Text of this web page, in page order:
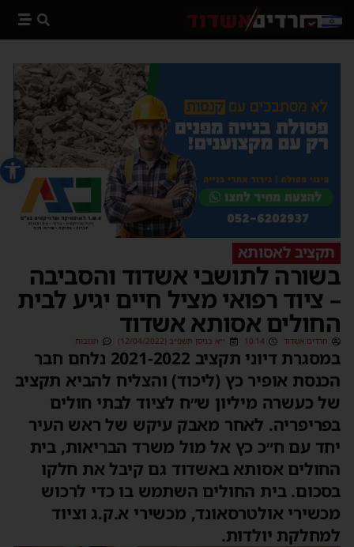
פתח
תקציב לאסותא
בשורה לתושבי אשדוד והסביבה
– ציוד רפואי מציל חיים יגיע לבית
החולים אסותא אשדוד
חרדים אשדוד 10:14 י״א בניסן תשפ״ב (12/04/2022) תגובות
במסגרת דיוני תקציב 2021-2022 נלחם חבר
הכנסת אופיר כץ (ליכוד) והצליח להביא תקציב
של כעשרה מיליון ש״ח לציוד לבתי חולים
בפריפריה. לאחר מאבק עיקש של ראש העיר
יחד עם ח״כ כץ אל מול משרד הבריאות, בית
החולים אסותא באשדוד גם קיבל את חלקו
בסכום. בית החולים השתמש בו כדי לרכוש
מכשירי אולטרסאונד, מכשירי א.ק.ג וציוד
למחלקת יולדות.